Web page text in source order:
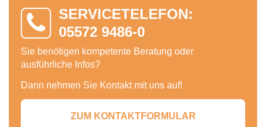
SERVICETELEFON:
05572 9486-0
Sie benötigen kompetente Beratung oder
ausführliche Infos?
Dann nehmen Sie Kontakt mit uns auf!
ZUM KONTAKTFORMULAR